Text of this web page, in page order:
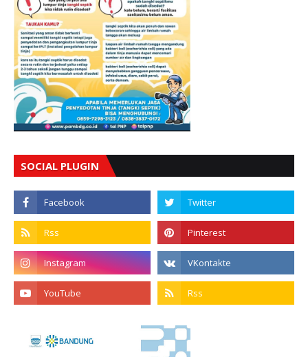
SOCIAL PLUGIN